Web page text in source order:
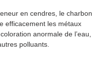
en cendres, le charbon
efficacement les métaux
anormale de l’eau,
polluants.